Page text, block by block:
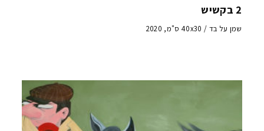
2 בקשיש
שמן על בד / 40x30 ס"מ, 2020